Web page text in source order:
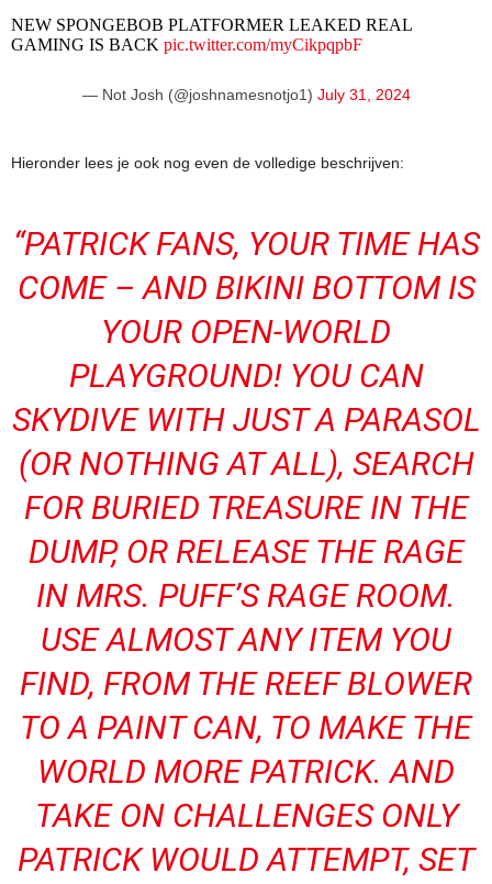
NEW SPONGEBOB PLATFORMER LEAKED REAL
GAMING IS BACK pic.twitter.com/myCikpqpbF
— Not Josh (@joshnamesnotjo1) July 31, 2024
Hieronder lees je ook nog even de volledige beschrijven:
“PATRICK FANS, YOUR TIME HAS
COME – AND BIKINI BOTTOM IS
YOUR OPEN-WORLD
PLAYGROUND! YOU CAN
SKYDIVE WITH JUST A PARASOL
(OR NOTHING AT ALL), SEARCH
FOR BURIED TREASURE IN THE
DUMP, OR RELEASE THE RAGE
IN MRS. PUFF’S RAGE ROOM.
USE ALMOST ANY ITEM YOU
FIND, FROM THE REEF BLOWER
TO A PAINT CAN, TO MAKE THE
WORLD MORE PATRICK. AND
TAKE ON CHALLENGES ONLY
PATRICK WOULD ATTEMPT, SET